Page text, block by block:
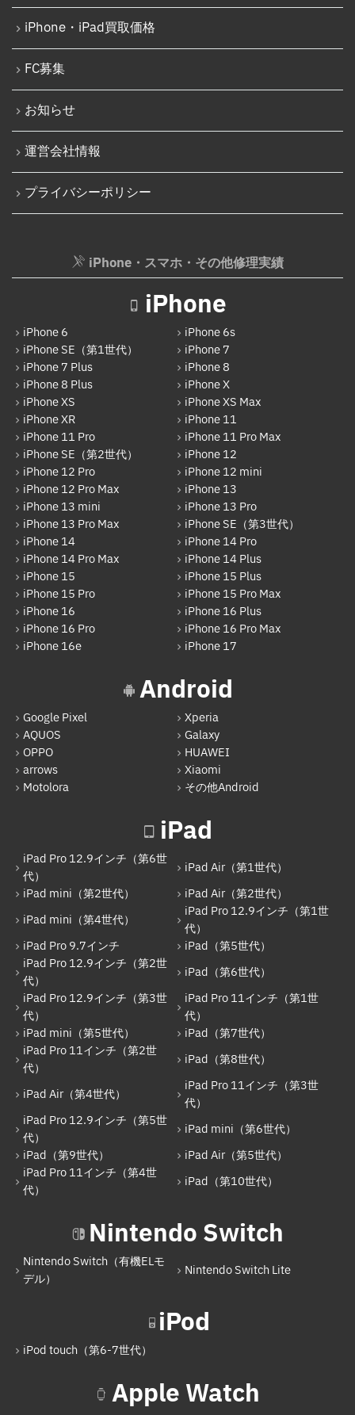
iPod修理実績
iPodバッテリー交換
パソコン修理実績
パソコン液晶パネル交換修理
パソコンバッテリー交換
パソコンその他部品修理
AppleWatchフロントパネル交換修理
iPhone 16
iPhone 16 Plus
iPhone 16 Pro
iPhone 16 Pro Max
iPhone 16e
iPhone 17
Google Pixel
Xperia
Galaxy
OPPO
HUAWEI
arrows
Xiaomi
Motolora
その他Android
iPad
iPad Pro 12.9インチ（第6世代）
iPad Air（第1世代）
iPad mini（第2世代）
iPad mini（第4世代）
iPad Pro 12.9インチ（第1世代）
iPad（第5世代）
iPad Pro 12.9インチ（第3世代）
iPad Pro 11インチ（第1世代）
iPad mini（第5世代）
iPad（第7世代）
iPad Air（第4世代）
iPad Pro 12.9インチ（第5世代）
iPad mini（第6世代）
iPad（第9世代）
iPad Pro 11インチ（第4世代）
Nintendo Switch
iPod touch（第6-7世代）
iPhone・iPad買取価格
FC募集
お知らせ
運営会社情報
プライバシーポリシー
iPhone・スマホ・その他修理実績
iPhone
iPhone 6
iPhone 6s
iPhone SE（第1世代）
iPhone 7
iPhone 7 Plus
iPhone 8
iPhone 8 Plus
iPhone X
iPhone XS
iPhone XS Max
iPhone XR
iPhone 11
iPhone 11 Pro
iPhone 11 Pro Max
iPhone SE（第2世代）
iPhone 12
iPhone 12 Pro
iPhone 12 mini
iPhone 12 Pro Max
iPhone 13
iPhone 13 mini
iPhone 13 Pro
iPhone 13 Pro Max
iPhone SE（第3世代）
iPhone 14
iPhone 14 Pro
iPhone 14 Pro Max
iPhone 14 Plus
iPhone 15
iPhone 15 Plus
iPhone 15 Pro
iPhone 15 Pro Max
iPhone 16
iPhone 16 Plus
iPhone 16 Pro
iPhone 16 Pro Max
iPhone 16e
iPhone 17
Android
Google Pixel
Xperia
AQUOS
Galaxy
OPPO
HUAWEI
arrows
Xiaomi
Motolora
その他Android
iPad
iPad Pro 12.9インチ（第6世
代）
iPad Air（第1世代）
iPad mini（第2世代）
iPad Air（第2世代）
iPad mini（第4世代）
iPad Pro 12.9インチ（第1世
代）
iPad Pro 9.7インチ
iPad（第5世代）
iPad Pro 12.9インチ（第2世
代）
iPad（第6世代）
iPad Pro 12.9インチ（第3世
代）
iPad Pro 11インチ（第1世
代）
iPad mini（第5世代）
iPad（第7世代）
iPad Pro 11インチ（第2世
代）
iPad（第8世代）
iPad Air（第4世代）
iPad Pro 11インチ（第3世
代）
iPad Pro 12.9インチ（第5世
代）
iPad mini（第6世代）
iPad（第9世代）
iPad Air（第5世代）
iPad Pro 11インチ（第4世
代）
iPad（第10世代）
Nintendo Switch
Nintendo Switch（有機ELモ
デル）
Nintendo Switch Lite
iPod
iPod touch（第6-7世代）
Apple Watch